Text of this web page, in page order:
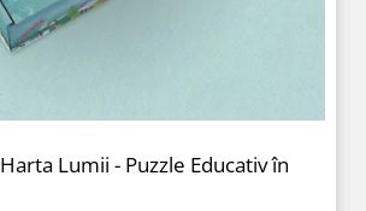
Lumii - Puzzle Educativ în